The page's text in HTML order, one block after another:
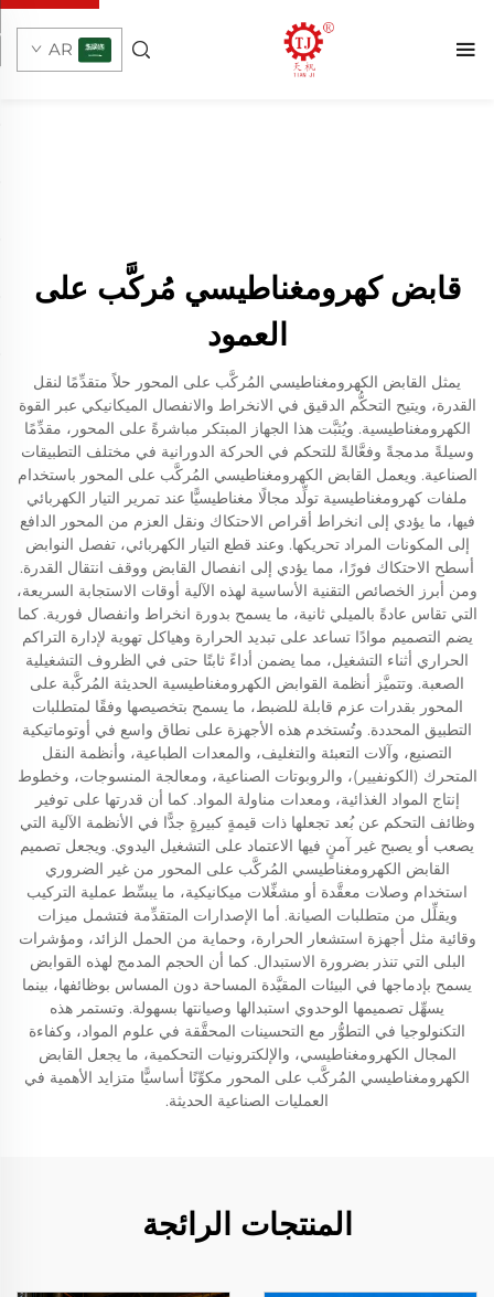
AR
قابض كهرومغناطيسي مُركَّب على
العمود
يمثل القابض الكهرومغناطيسي المُركَّب على المحور حلاً متقدِّمًا لنقل
القدرة، ويتيح التحكُّم الدقيق في الانخراط والانفصال الميكانيكي عبر القوة
الكهرومغناطيسية. ويُثبَّت هذا الجهاز المبتكر مباشرةً على المحور، مقدِّمًا
وسيلةً مدمجةً وفعَّالةً للتحكم في الحركة الدورانية في مختلف التطبيقات
الصناعية. ويعمل القابض الكهرومغناطيسي المُركَّب على المحور باستخدام
ملفات كهرومغناطيسية تولِّد مجالًا مغناطيسيًّا عند تمرير التيار الكهربائي
فيها، ما يؤدي إلى انخراط أقراص الاحتكاك ونقل العزم من المحور الدافع
إلى المكونات المراد تحريكها. وعند قطع التيار الكهربائي، تفصل النوابض
أسطح الاحتكاك فورًا، مما يؤدي إلى انفصال القابض ووقف انتقال القدرة.
ومن أبرز الخصائص التقنية الأساسية لهذه الآلية أوقات الاستجابة السريعة،
التي تقاس عادةً بالميلي ثانية، ما يسمح بدورة انخراط وانفصال فورية. كما
يضم التصميم موادًا تساعد على تبديد الحرارة وهياكل تهوية لإدارة التراكم
الحراري أثناء التشغيل، مما يضمن أداءً ثابتًا حتى في الظروف التشغيلية
الصعبة. وتتميَّز أنظمة القوابض الكهرومغناطيسية الحديثة المُركَّبة على
المحور بقدرات عزم قابلة للضبط، ما يسمح بتخصيصها وفقًا لمتطلبات
التطبيق المحددة. وتُستخدم هذه الأجهزة على نطاق واسع في أوتوماتيكية
التصنيع، وآلات التعبئة والتغليف، والمعدات الطباعية، وأنظمة النقل
المتحرك (الكونفيير)، والروبوتات الصناعية، ومعالجة المنسوجات، وخطوط
إنتاج المواد الغذائية، ومعدات مناولة المواد. كما أن قدرتها على توفير
وظائف التحكم عن بُعد تجعلها ذات قيمةٍ كبيرةٍ جدًّا في الأنظمة الآلية التي
يصعب أو يصبح غير آمنٍ فيها الاعتماد على التشغيل اليدوي. ويجعل تصميم
القابض الكهرومغناطيسي المُركَّب على المحور من غير الضروري
استخدام وصلات معقَّدة أو مشغِّلات ميكانيكية، ما يبسِّط عملية التركيب
ويقلِّل من متطلبات الصيانة. أما الإصدارات المتقدِّمة فتشمل ميزات
وقائية مثل أجهزة استشعار الحرارة، وحماية من الحمل الزائد، ومؤشرات
البلى التي تنذر بضرورة الاستبدال. كما أن الحجم المدمج لهذه القوابض
يسمح بإدماجها في البيئات المقيَّدة المساحة دون المساس بوظائفها، بينما
يسهِّل تصميمها الوحدوي استبدالها وصيانتها بسهولة. وتستمر هذه
التكنولوجيا في التطوُّر مع التحسينات المحقَّقة في علوم المواد، وكفاءة
المجال الكهرومغناطيسي، والإلكترونيات التحكمية، ما يجعل القابض
الكهرومغناطيسي المُركَّب على المحور مكوِّنًا أساسيًّا متزايد الأهمية في
العمليات الصناعية الحديثة.
المنتجات الرائجة